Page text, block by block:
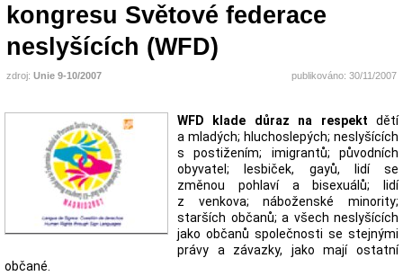
kongresu Světové federace
neslyšících (WFD)
zdroj: Unie 9-10/2007 publikováno: 30/11/2007
WFD klade důraz na respekt dětí
a mladých; hluchoslepých; neslyšících
s postižením; imigrantů; původních
obyvatel; lesbiček, gayů, lidí se
změnou pohlaví a bisexuálů; lidí
z venkova; náboženské minority;
starších občanů; a všech neslyšících
jako občanů společnosti se stejnými
právy a závazky, jako mají ostatní
občané.